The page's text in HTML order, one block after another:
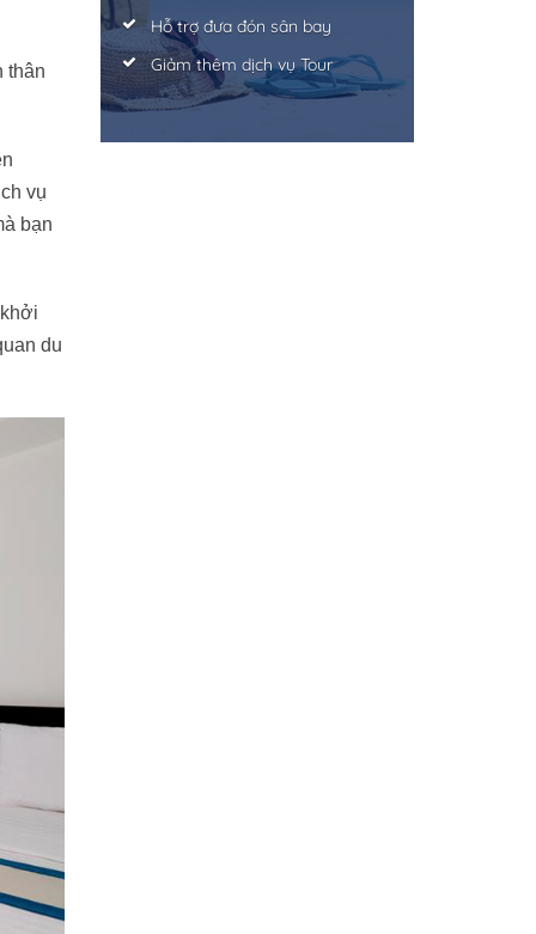
thân
vụ
bạn
du
Hỗ trợ đưa đón sân bay
Giảm thêm dịch vụ Tour